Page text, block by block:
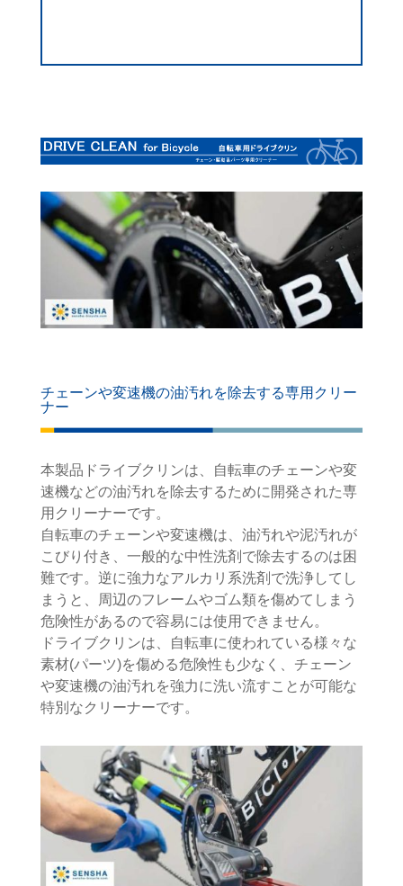
チェーンや変速機の油汚れを除去する専用クリー
ナー
本製品ドライブクリンは、自転車のチェーンや変
速機などの油汚れを除去するために開発された専
用クリーナーです。
自転車のチェーンや変速機は、油汚れや泥汚れが
こびり付き、一般的な中性洗剤で除去するのは困
難です。逆に強力なアルカリ系洗剤で洗浄してし
まうと、周辺のフレームやゴム類を傷めてしまう
危険性があるので容易には使用できません。
ドライブクリンは、自転車に使われている様々な
素材(パーツ)を傷める危険性も少なく、チェーン
や変速機の油汚れを強力に洗い流すことが可能な
特別なクリーナーです。